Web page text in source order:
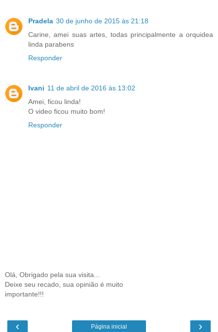
Pradela 30 de junho de 2015 às 21:18
Carine, amei suas artes, todas principalmente a orquidea
linda parabens
Responder
Ivani 11 de abril de 2016 às 13:02
Amei, ficou linda!
O video ficou muito bom!
Responder
Olá, Obrigado pela sua visita...
Deixe seu recado, sua opinião é muito
importante!!!
‹ ›
Página inicial